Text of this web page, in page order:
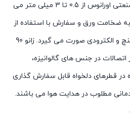
قطر 50 تولید شده در گروه صنعتی اورانوس از 0.5 تا 3 میلی متر می
ضخامت ورق و سفارش با استفاده از
جوش نقطه ای، درزجوش، کلینچ و الکترودی صورت می گیرد. زانو 90
قطر 50 و سایر اتصالات در جنس های گالوانیزه،
در قطرهای دلخواه قابل سفارش گذاری
مطلوب در هدایت هوا می باشند.